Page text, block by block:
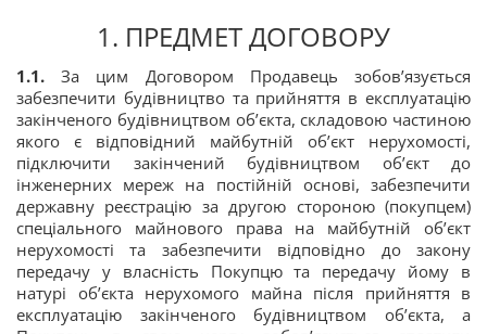
1. ПРЕДМЕТ ДОГОВОРУ
1.1. За цим Договором Продавець зобов’язується
забезпечити будівництво та прийняття в експлуатацію
закінченого будівництвом об’єкта, складовою частиною
якого є відповідний майбутній об’єкт нерухомості,
підключити закінчений будівництвом об’єкт до
інженерних мереж на постійній основі, забезпечити
державну реєстрацію за другою стороною (покупцем)
спеціального майнового права на майбутній об’єкт
нерухомості та забезпечити відповідно до закону
передачу у власність Покупцю та передачу йому в
натурі об’єкта нерухомого майна після прийняття в
експлуатацію закінченого будівництвом об’єкта, а